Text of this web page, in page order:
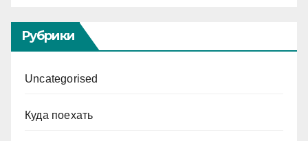
Рубрики
Uncategorised
Куда поехать